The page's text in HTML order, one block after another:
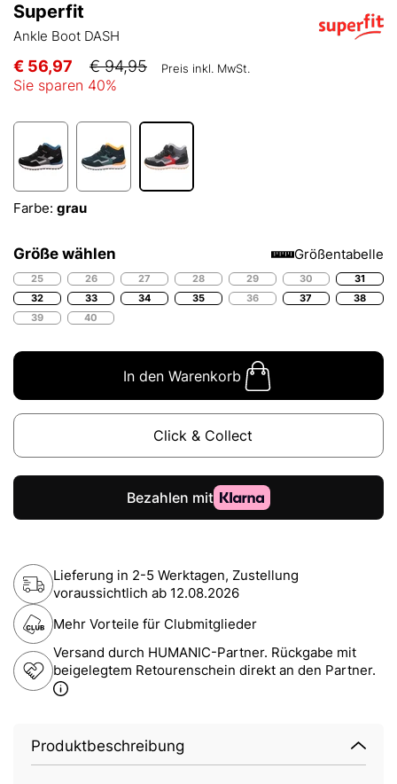
Superfit
Ankle Boot DASH
€ 56,97 € 94,95 Preis inkl. MwSt.
Sie sparen 40%
Farbe: grau
Größe wählen Größentabelle
25 26 27 28 29 30
31
32
33 34 35 36 37
38
39
40
In den Warenkorb
Click & Collect
Lieferung in 2-5 Werktagen, Zustellung
voraussichtlich ab 12.08.2026
Mehr Vorteile für Clubmitglieder
Versand durch HUMANIC-Partner. Rückgabe mit
beigelegtem Retourenschein direkt an den Partner.
Produktbeschreibung